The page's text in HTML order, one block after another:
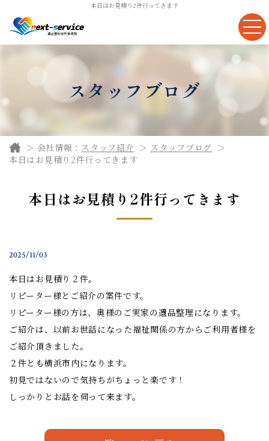
本日はお見積り2件行ってきます
スタッフブログ
会社情報： スタッフ紹介
スタッフブログ
本日はお見積り2件行ってきます
本日はお見積り2件行ってきます
2025/11/03
本日はお見積り２件。
リピーター様とご紹介の案件です。
リピーター様の方は、奥様のご実家の遺品整理になります。
ご紹介は、以前お世話になった福祉関係の方からご利用者様を
ご紹介頂きました。
２件とも横浜市内になります。
初見ではないので気持ちがちょっと楽です！
しっかりとお話を伺って来ます。